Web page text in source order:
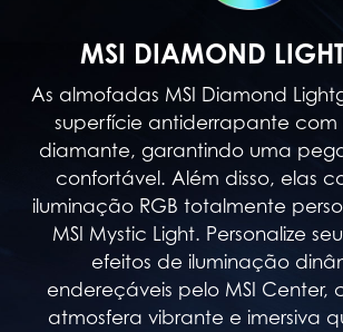
MSI DIAMOND
As almofadas MSI Diamond
superfície antiderrapante
diamante, garantindo uma
confortável. Além disso, elas
iluminação RGB totalmente
MSI Mystic Light. Personalize
efeitos de iluminação
endereçáveis pelo MSI Center,
atmosfera vibrante e imersiva